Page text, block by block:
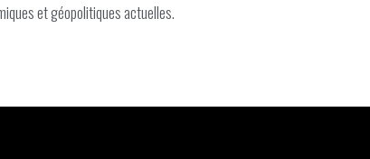
et géopolitiques actuelles.